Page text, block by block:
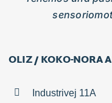
OLIZ / KOKO-NORA
Industrivej 11A